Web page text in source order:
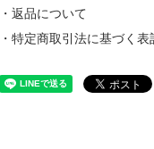
・返品について
・特定商取引法に基づく表